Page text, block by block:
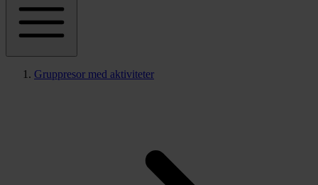
Gruppresor med aktiviteter